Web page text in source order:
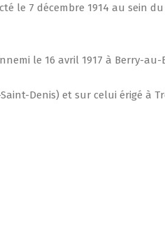
le 7 décembre 1914 au sein
le 16 avril 1917 à Berry-au-
Denis) et sur celui érigé à